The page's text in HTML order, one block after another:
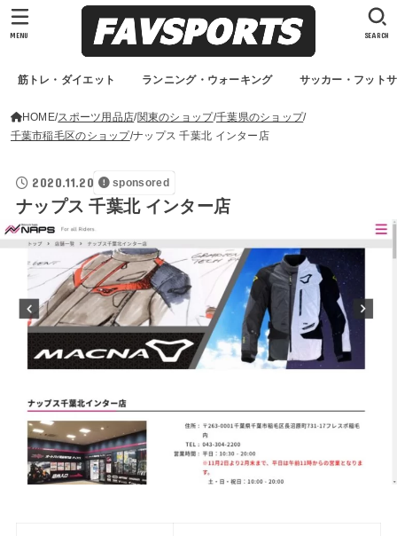
筋トレ・ダイエット ランニング・ウォーキング サッカー・フット
SEARCH
MENU
HOME スポーツ用品店 関東のショップ 千葉県のショップ
千葉市稲毛区のショップ ナップス 千葉北 インター店
2020.11.20 sponsored
ナップス 千葉北 インター店